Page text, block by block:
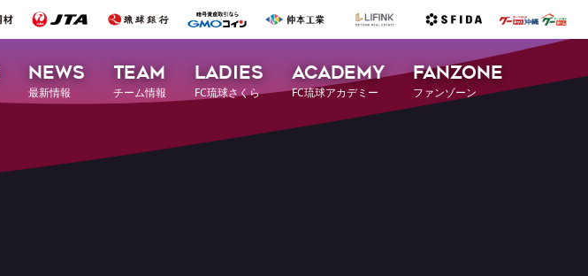
NEWS
最新情報
TEAM
チーム情報
LADIES
FC琉球さくら
ACADEMY
FC琉球アカデミー
FANZONE
ファンゾーン